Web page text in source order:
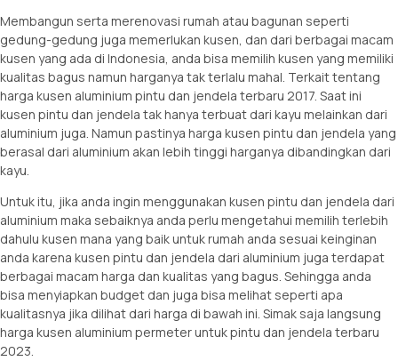
Membangun serta merenovasi rumah atau bagunan seperti
gedung-gedung juga memerlukan kusen, dan dari berbagai macam
kusen yang ada di Indonesia, anda bisa memilih kusen yang memiliki
kualitas bagus namun harganya tak terlalu mahal. Terkait tentang
harga kusen aluminium pintu dan jendela terbaru 2017. Saat ini
kusen pintu dan jendela tak hanya terbuat dari kayu melainkan dari
aluminium juga. Namun pastinya harga kusen pintu dan jendela yang
berasal dari aluminium akan lebih tinggi harganya dibandingkan dari
kayu.
Untuk itu, jika anda ingin menggunakan kusen pintu dan jendela dari
aluminium maka sebaiknya anda perlu mengetahui memilih terlebih
dahulu kusen mana yang baik untuk rumah anda sesuai keinginan
anda karena kusen pintu dan jendela dari aluminium juga terdapat
berbagai macam harga dan kualitas yang bagus. Sehingga anda
bisa menyiapkan budget dan juga bisa melihat seperti apa
kualitasnya jika dilihat dari harga di bawah ini. Simak saja langsung
harga kusen aluminium permeter untuk pintu dan jendela terbaru
2023.